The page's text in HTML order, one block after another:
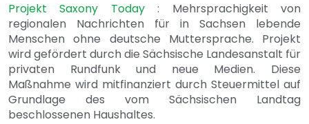
Projekt Saxony Today: Mehrsprachigkeit von
regionalen Nachrichten für in Sachsen lebende
Menschen ohne deutsche Muttersprache. Projekt
wird gefördert durch die Sächsische Landesanstalt für
privaten Rundfunk und neue Medien. Diese
Maßnahme wird mitfinanziert durch Steuermittel auf
Grundlage des vom Sächsischen Landtag
beschlossenen Haushaltes.